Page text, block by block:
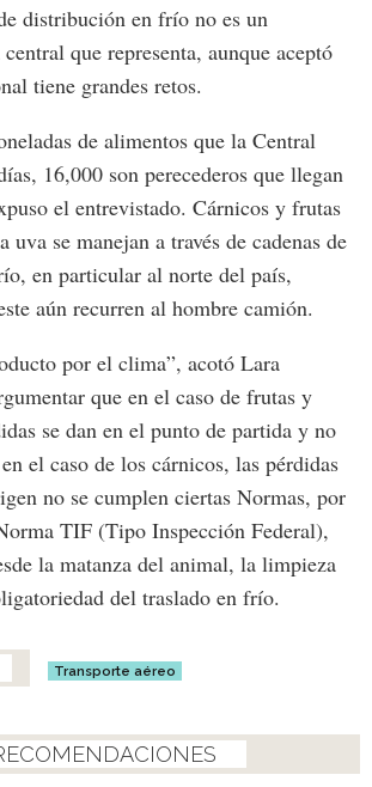
distribución en frío no es un
que representa, aunque aceptó
tiene grandes retos.
de alimentos que la Central
16,000 son perecederos que llegan
el entrevistado. Cárnicos y frutas
uva se manejan a través de cadenas de
en particular al norte del país,
aún recurren al hombre camión.
por el clima”, acotó Lara
que en el caso de frutas y
se dan en el punto de partida y no
el caso de los cárnicos, las pérdidas
no se cumplen ciertas Normas, por
TIF (Tipo Inspección Federal),
la matanza del animal, la limpieza
del traslado en frío.
Transporte aéreo